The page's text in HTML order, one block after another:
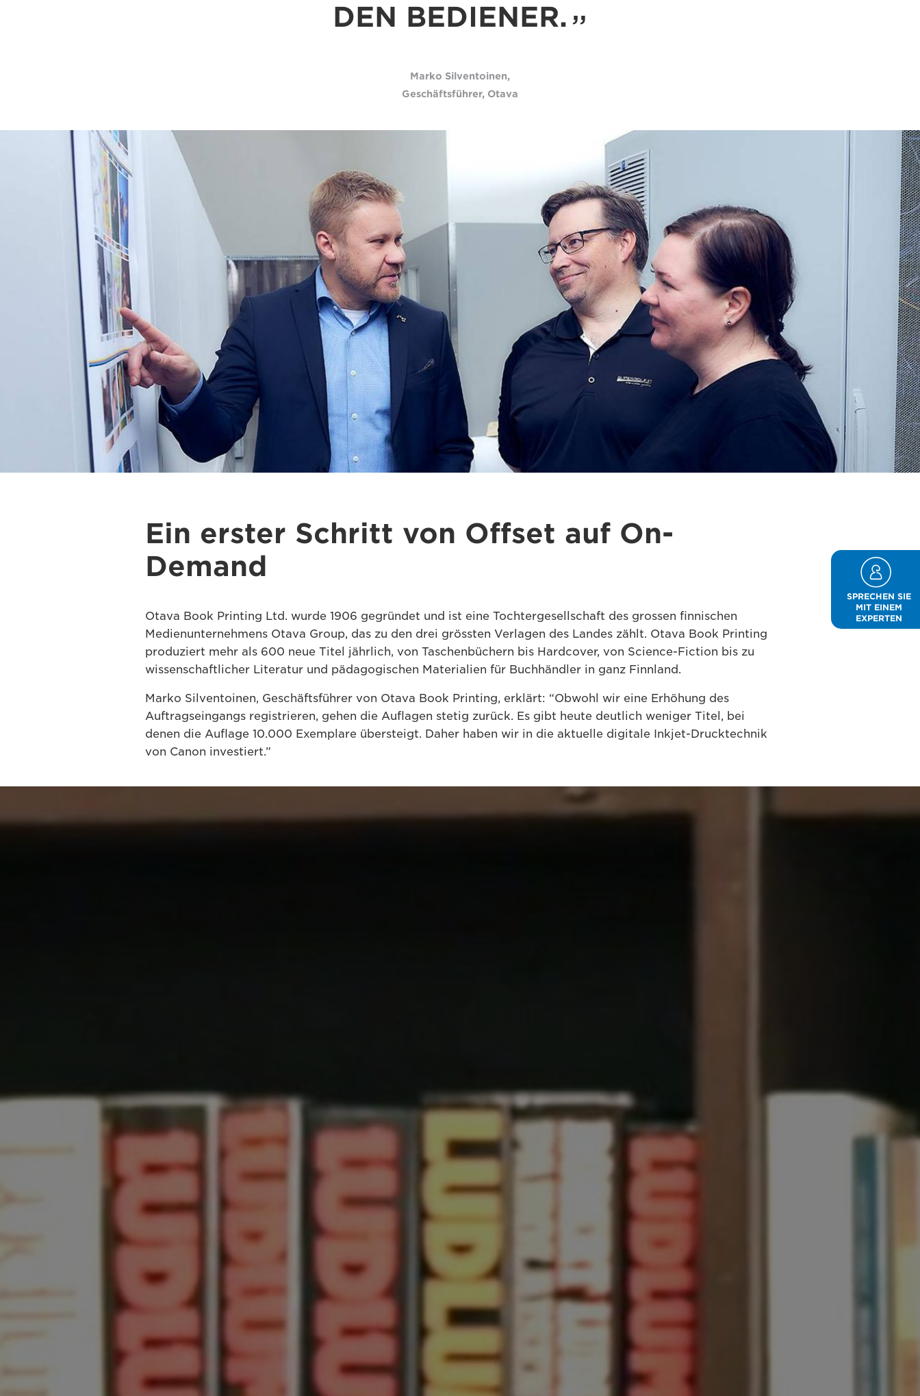
DEN BEDIENER.
Marko Silventoinen,
Geschäftsführer, Otava
Ein erster Schritt von Offset auf On-
Demand
Otava Book Printing Ltd. wurde 1906 gegründet und ist eine Tochtergesellschaft des grossen finnischen
Medienunternehmens Otava Group, das zu den drei grössten Verlagen des Landes zählt. Otava Book Printing
produziert mehr als 600 neue Titel jährlich, von Taschenbüchern bis Hardcover, von Science-Fiction bis zu
wissenschaftlicher Literatur und pädagogischen Materialien für Buchhändler in ganz Finnland.
Marko Silventoinen, Geschäftsführer von Otava Book Printing, erklärt: “Obwohl wir eine Erhöhung des
Auftragseingangs registrieren, gehen die Auflagen stetig zurück. Es gibt heute deutlich weniger Titel, bei
denen die Auflage 10.000 Exemplare übersteigt. Daher haben wir in die aktuelle digitale Inkjet-Drucktechnik
von Canon investiert.”
SPRECHEN SIE
MIT EINEM
EXPERTEN